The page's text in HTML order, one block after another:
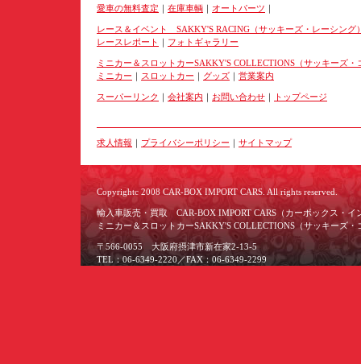
愛車の無料査定 ｜ 在庫車輌 ｜ オートパーツ ｜
レース＆イベント SAKKY'S RACING（サッキーズ・レーシング
レースレポート ｜ フォトギャラリー
ミニカー＆スロットカーSAKKY'S COLLECTIONS（サッキーズ・
ミニカー ｜ スロットカー ｜ グッズ ｜ 営業案内
スーパーリンク ｜ 会社案内 ｜ お問い合わせ ｜ トップページ
求人情報 ｜ プライバシーポリシー ｜ サイトマップ
Copyrightc 2008 CAR-BOX IMPORT CARS. All rights reserved.
輸入車販売・買取 CAR-BOX IMPORT CARS（カーボックス・イ
ミニカー＆スロットカーSAKKY'S COLLECTIONS（サッキーズ・
〒566-0055 大阪府摂津市新在家2-13-5
TEL：06-6349-2220／FAX：06-6349-2299